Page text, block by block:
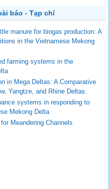
báo - Tạp chí
manure for biogas production: A
in the Vietnamese Mekong
farming systems in the
in Mega Deltas: A Comparative
Yangtze, and Rhine Deltas.
systems in responding to
Mekong Delta
Meandering Channels